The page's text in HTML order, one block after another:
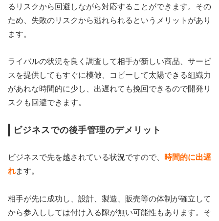
るリスクから回避しながら対応することができます。その
ため、失敗のリスクから逃れられるというメリットがあり
ます。
ライバルの状況を良く調査して相手が新しい商品、サービ
スを提供してもすぐに模倣、コピーして太陽できる組織力
があれな時間的に少し、出遅れても挽回できるので開発リ
スクも回避できます。
ビジネスでの後手管理のデメリット
ビジネスで先を越されている状況ですので、
時間的に出遅
れます。
相手が先に成功し、設計、製造、販売等の体制が確立して
から参入ししては付け入る隙が無い可能性もあります。そ